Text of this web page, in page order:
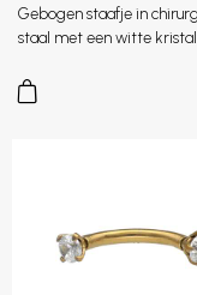
Gebogen staafje in
staal met een witte kristal